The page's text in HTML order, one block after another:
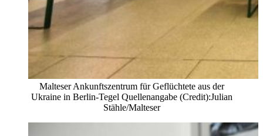
Malteser Ankunftszentrum für Geflüchtete aus der
Ukraine in Berlin-Tegel Quellenangabe (Credit):Julian
Stähle/Malteser